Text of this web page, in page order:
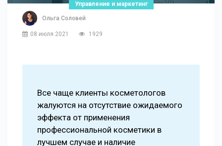
Управление и маркетинг
Ольга Соловей
08 июля 2021 1929
Все чаще клиенты косметологов
жалуются на отсутствие ожидаемого
эффекта от применения
профессиональной косметики в
лучшем случае и наличие